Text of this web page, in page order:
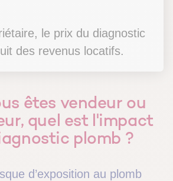
le prix du diagnostic
des revenus locatifs.
êtes vendeur ou
quel est l'impact
plomb ?
d’exposition au plomb